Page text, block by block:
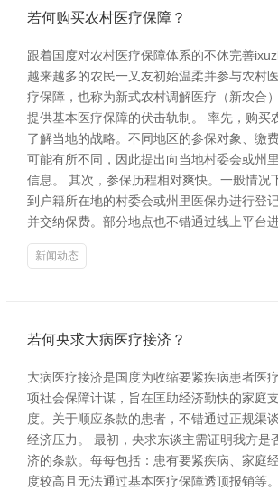
若何购买农村医疗保障？
跟着国度对农村医疗保障体系的不休完善
越来越多的农民一又友初始温柔并参与农村
疗保障，也称为新式农村调解医疗（新农合
提供基本医疗保障的伏击轨制。 率先，购买
了解当地的战略。不同地区的参保对象、缴
可能有所不同，因此提出向当地村委会或州
信息。 其次，参保历程相对爽快。一般情况
到户籍所在地的村委会或州里医保办进行登
并交纳保费。部分地点也不错通过线上平台
新闻动态
若何央求大病医疗接济？
大病医疗接济是国度为收缩要紧疾病患者医
项社会保障计谋，旨在匡助经济勤快的家庭
度。关于顺应条款的患者，不错通过正规渠
经济压力。 最初，央求东谈主需证明我方是
济的条款。每每包括：患有要紧疾病、家庭
度较高且无法通过基本医疗保障透顶报销等